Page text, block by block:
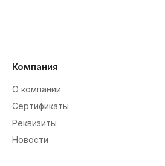
Компания
О компании
Сертификаты
Реквизиты
Новости